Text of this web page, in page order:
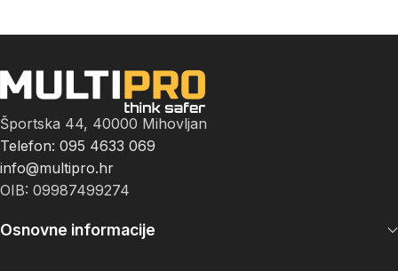
Športska 44, 40000 Mihovljan
Telefon: 095 4633 069
info@multipro.hr
OIB: 09987499274
Osnovne informacije